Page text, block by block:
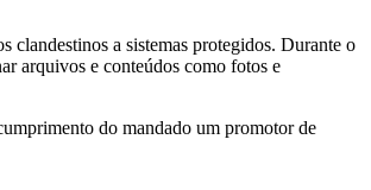
clandestinos a sistemas protegidos. Durante o
arquivos e conteúdos como fotos e
do mandado um promotor de